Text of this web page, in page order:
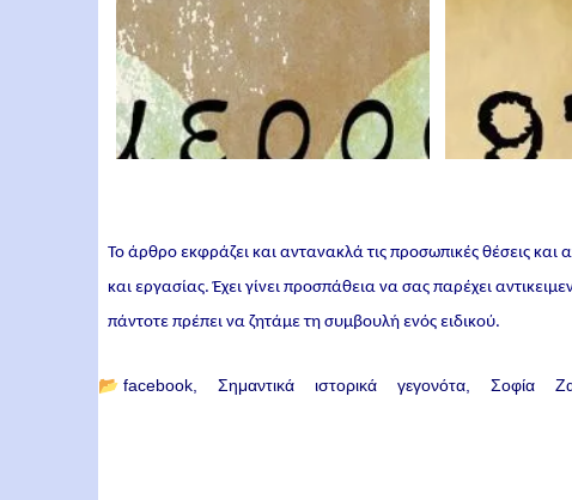
Το άρθρο εκφράζει και αντανακλά τις προσωπικές θέσεις
και εργασίας. Έχει γίνει προσπάθεια να σας παρέχει
πάντοτε πρέπει να ζητάμε τη συμβουλή ενός ειδικού.
📂 facebook Σημαντικά ιστορικά γεγονότα Σοφία